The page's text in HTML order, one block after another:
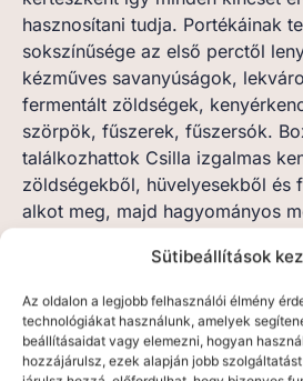
Sütibeállítások
Az oldalon a legjobb felhasználói élmény
technológiákat használunk, amelyek
beállításaidat vagy elemezni, hogyan
hozzájárulsz, ezek alapján jobb
hasznosítani tudja. Portékáinak
sokszínűsége az első perctől
kézműves savanyúságok,
fermentált zöldségek,
szörpök, fűszerek, fűszersók.
találkozhattok Csilla izgalmas
zöldségekből, hüvelyesekből és
alkot meg, majd hagyományos
Melyik boxban